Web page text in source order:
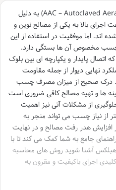
بلوک های هبلکس (AAC – Autoclaved Aerated Concrete) به دلیل
بالا به یکی از مصالح نوین و
اند. اما موفقیت در استفاده از این
چسب مخصوص آن ها بستگی دارد.
پایدار و یکپارچه ای بین بلوک
نهایی دیوار از جمله مقاومت
درک صحیح از میزان مصرف چسب
ها و تهیه مصالح کافی ضروری است
از مشکلات آتی نیز اهمیت
از نیاز چسب می تواند منجر به
هدر رفت مصالح و در نهایت
جامع به شما کمک می کند تا با
آشنا شوید روش های محاسبه
اجرای باکیفیت و مقرون به